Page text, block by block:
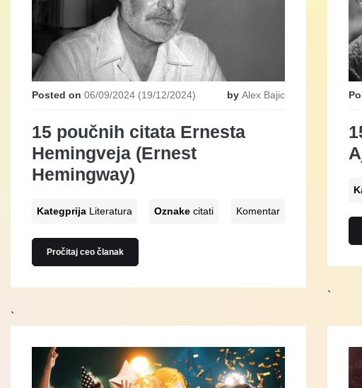
Posted on 06/09/2024 (19/12/2024) by Alex Bajic
15 poučnih citata Ernesta
Hemingveja (Ernest
Hemingway)
Kategprija Literatura Oznakecitati Komentar
Pročitaj ceo članak
`
`